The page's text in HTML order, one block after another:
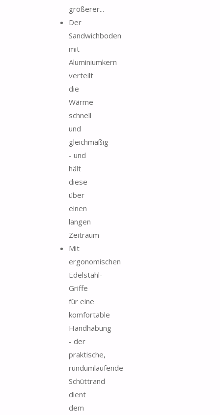
größerer...
Der
Sandwichboden
mit
Aluminiumkern
verteilt
die
Wärme
schnell
und
gleichmäßig
- und
hält
diese
über
einen
langen
Zeitraum
Mit
ergonomischen
Edelstahl-
Griffe
für eine
komfortable
Handhabung
- der
praktische,
rundumlaufende
Schüttrand
dient
dem